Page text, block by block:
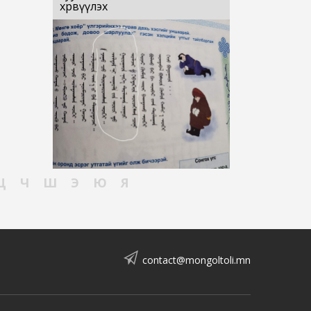
хөрвүүлэх
Ч Ш Э Ю Я
contact@mongoltoli.mn